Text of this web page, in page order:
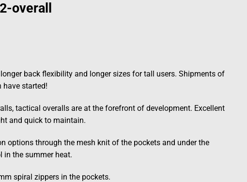
overall
longer back flexibility and longer sizes for tall users. Shipments of
have started!
tactical overalls are at the forefront of development. Excellent
and quick to maintain.
options through the mesh knit of the pockets and under the
in the summer heat.
spiral zippers in the pockets.